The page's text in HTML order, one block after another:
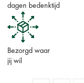
dagen bedenktijd
Bezorgd waar
jij wil